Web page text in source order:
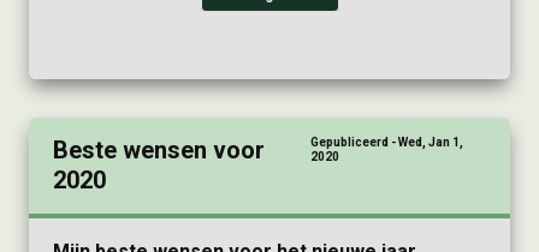
Beste wensen voor
2020
Gepubliceerd - Wed, Jan 1,
2020